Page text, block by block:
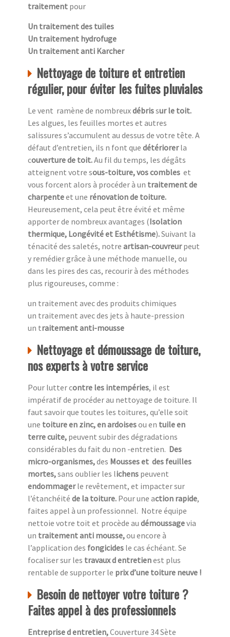
traitement pour
Un traitement des tuiles
Un traitement hydrofuge
Un traitement anti Karcher
Nettoyage de toiture et entretien
régulier, pour éviter les fuites pluviales
Le vent ramène de nombreuxdébrissur le toit.
Les algues, les feuilles mortes et autres
salissures s’accumulent au dessus de votre tête. A
défaut d’entretien, ils n font que détériorerla
couverture de toit.Au fil du temps, les dégâts
atteignent votre sous-toiture, vos combles et
vous forcent alors à procéder à un traitement de
charpenteet une rénovation de toiture.
Heureusement, cela peut être évité et même
apporter de nombreux avantages (Isolation
thermique, Longévité et Esthétisme).Suivant la
ténacité des saletés, notre artisan-couvreurpeut
y remédier grâce à une méthode manuelle, ou
dans les pires des cas, recourir à des méthodes
plus rigoureuses, comme :
un traitement avec des produits chimiques
un traitement avec des jets à haute-pression
un traitement anti-mousse
Nettoyage et démoussage de toiture,
nos experts à votre service
Pour lutter contre les intempéries, il est
impératif de procéder au nettoyage de toiture. Il
faut savoir que toutes les toitures, qu’elle soit
une toiture en zinc, en ardoisesou en tuile en
terre cuite, peuvent subir des dégradations
considérables du fait du non -entretien. Des
micro-organismes,des Mousses et des feuilles
mortes,sans oublier les lichens peuvent
endommagerle revêtement, et impacter sur
l’étanchéité de la toiture. Pour une action rapide,
faites appel à un professionnel. Notre équipe
nettoie votre toit et procède au démoussagevia
un traitement anti mousse,ou encore à
l’application des fongicides le cas échéant. Se
focaliser sur les travaux d entretienest plus
rentable de supporter le prix d’une toiture neuve !
Besoin de nettoyer votre toiture ?
Faites appel à des professionnels
Entreprise d entretien,Couverture 34 Sète